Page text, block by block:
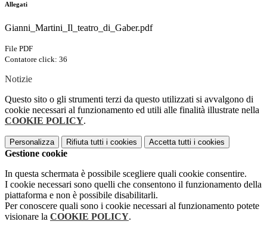
Allegati
Gianni_Martini_Il_teatro_di_Gaber.pdf
File PDF
Contatore click: 36
Notizie
Questo sito o gli strumenti terzi da questo utilizzati si avvalgono di
cookie necessari al funzionamento ed utili alle finalità illustrate nella
COOKIE POLICY.
Personalizza Rifiuta tutti i cookies Accetta tutti i cookies
Gestione cookie
In questa schermata è possibile scegliere quali cookie consentire.
I cookie necessari sono quelli che consentono il funzionamento della
piattaforma e non è possibile disabilitarli.
Per conoscere quali sono i cookie necessari al funzionamento potete
visionare la COOKIE POLICY.